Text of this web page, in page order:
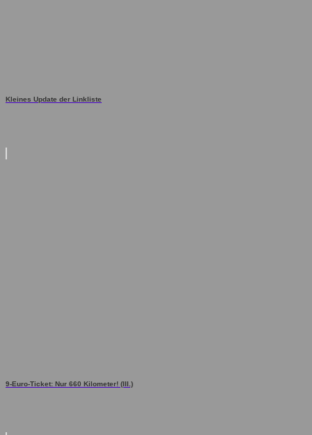
Kleines Update der Linkliste
9-Euro-Ticket: Nur 660 Kilometer! (III.)